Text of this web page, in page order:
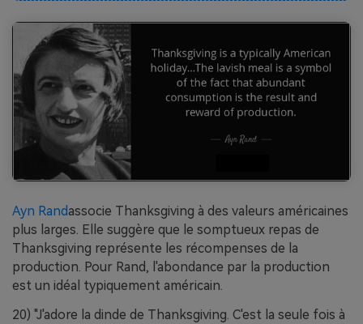
Ayn Randassocie Thanksgiving à des valeurs américaines
plus larges. Elle suggère que le somptueux repas de
Thanksgiving représente les récompenses de la
production. Pour Rand, l'abondance par la production
est un idéal typiquement américain.
20) "J'adore la dinde de Thanksgiving. C'est la seule fois à